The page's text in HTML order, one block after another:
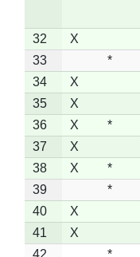
32 X
33
*
34
X
35
X
36
X *
37
X
38
X *
39
*
40
X
41
X
42
*